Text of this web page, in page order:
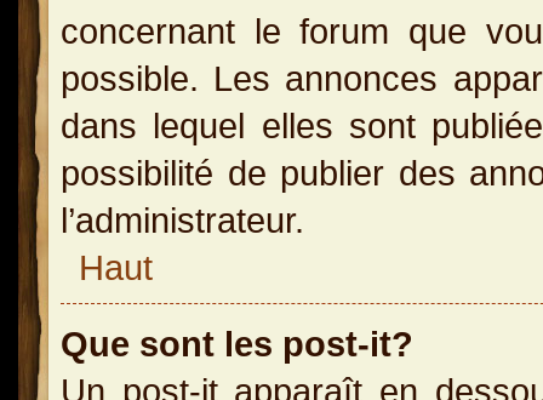
concernant le forum que
possible. Les annonces
dans lequel elles sont
possibilité de publier des
l’administrateur.
Haut
Que sont les post-it?
Un post-it apparaît en